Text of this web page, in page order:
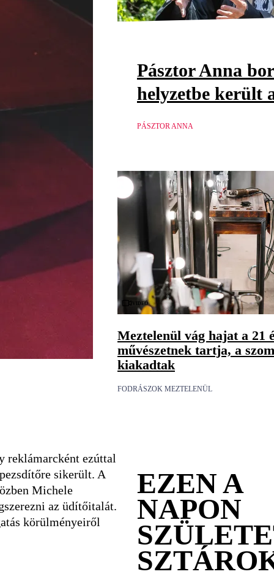
reklámarcként ezúttal
sikerült. A
Michele
az üdítőitalát.
körülményeiről
Pásztor Anna
helyzetbe került
PÁSZTOR ANNA
Videó
Meztelenül vág hajat a 21
művészetnek tartja, a
kiakadtak
FODRÁSZOK MEZTELENÜL
EZEN A
NAPON